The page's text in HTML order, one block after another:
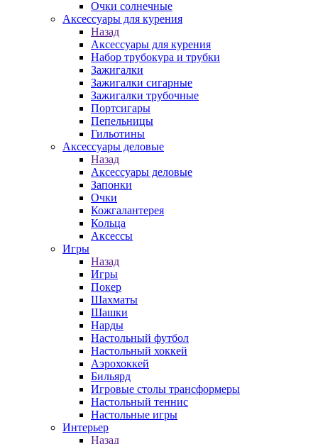
Очки солнечные
Аксессуары для курения
Назад
Аксессуары для курения
Набор трубокура и трубки
Зажигалки
Зажигалки сигарные
Зажигалки трубочные
Портсигары
Пепельницы
Гильотины
Аксессуары деловые
Назад
Аксессуары деловые
Запонки
Очки
Кожгалантерея
Кольца
Аксессы
Игры
Назад
Игры
Покер
Шахматы
Шашки
Нарды
Настольный футбол
Настольный хоккей
Аэрохоккей
Бильярд
Игровые столы трансформеры
Настольный теннис
Настольные игры
Интерьер
Назад